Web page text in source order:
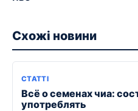
Схожі новини
СТАТТІ
Всё о семенах чиа:
употреблять